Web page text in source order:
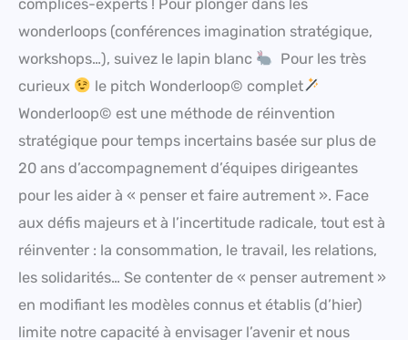
complices-experts ! Pour plonger dans les
wonderloops (conférences imagination stratégique,
workshops…), suivez le lapin blanc
Pour les très
curieux
le pitch Wonderloop© complet
Wonderloop© est une méthode de réinvention
stratégique pour temps incertains basée sur plus de
20 ans d’accompagnement d’équipes dirigeantes
pour les aider à « penser et faire autrement ». Face
aux défis majeurs et à l’incertitude radicale, tout est à
réinventer : la consommation, le travail, les relations,
les solidarités… Se contenter de « penser autrement »
en modifiant les modèles connus et établis (d’hier)
limite notre capacité à envisager l’avenir et nous